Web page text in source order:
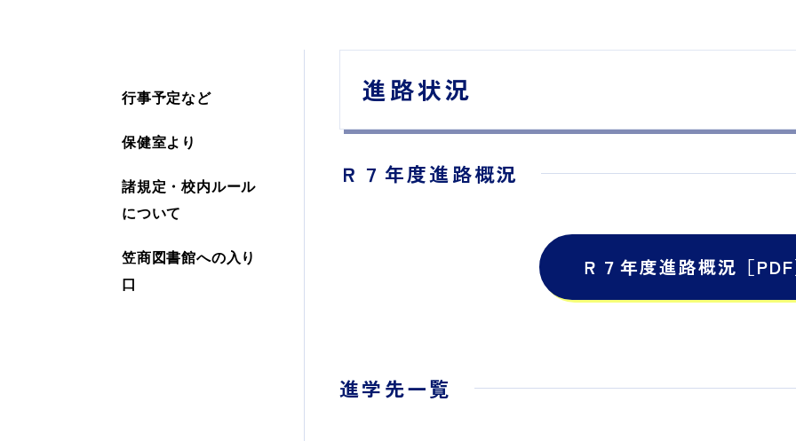
行事予定など
保健室より
諸規定・校内ルール
について
笠商図書館への入り
口
進路状況
Ｒ７年度進路概況
Ｒ７年度進路概況［
進学先一覧